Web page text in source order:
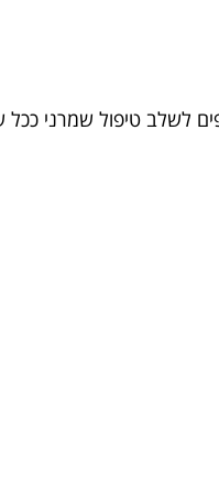
לשלב טיפול שמרני ככל